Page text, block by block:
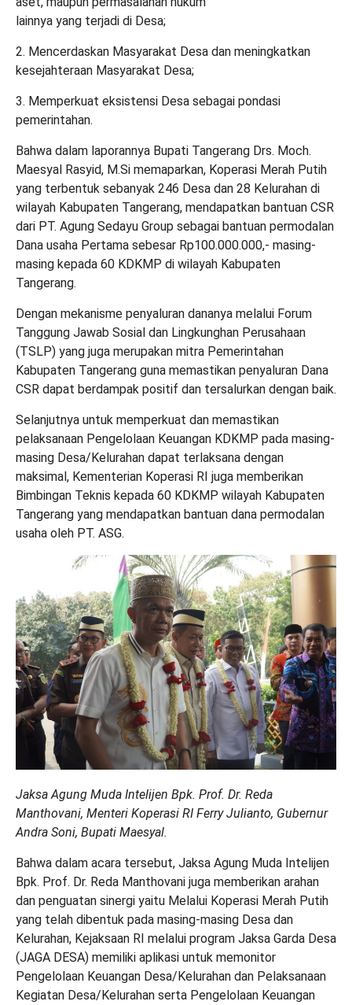
lainnya yang terjadi di Desa;
2. Mencerdaskan Masyarakat Desa dan meningkatkan
kesejahteraan Masyarakat Desa;
3. Memperkuat eksistensi Desa sebagai pondasi
pemerintahan.
Bahwa dalam laporannya Bupati Tangerang Drs. Moch.
Maesyal Rasyid, M.Si memaparkan, Koperasi Merah Putih
yang terbentuk sebanyak 246 Desa dan 28 Kelurahan di
wilayah Kabupaten Tangerang, mendapatkan bantuan CSR
dari PT. Agung Sedayu Group sebagai bantuan permodalan
Dana usaha Pertama sebesar Rp100.000.000,- masing-
masing kepada 60 KDKMP di wilayah Kabupaten
Tangerang.
Dengan mekanisme penyaluran dananya melalui Forum
Tanggung Jawab Sosial dan Lingkunghan Perusahaan
(TSLP) yang juga merupakan mitra Pemerintahan
Kabupaten Tangerang guna memastikan penyaluran Dana
CSR dapat berdampak positif dan tersalurkan dengan baik.
Selanjutnya untuk memperkuat dan memastikan
pelaksanaan Pengelolaan Keuangan KDKMP pada masing-
masing Desa/Kelurahan dapat terlaksana dengan
maksimal, Kementerian Koperasi RI juga memberikan
Bimbingan Teknis kepada 60 KDKMP wilayah Kabupaten
Tangerang yang mendapatkan bantuan dana permodalan
usaha oleh PT. ASG.
Jaksa Agung Muda Intelijen Bpk. Prof. Dr. Reda
Manthovani, Menteri Koperasi RI Ferry Julianto, Gubernur
Andra Soni, Bupati Maesyal.
Bahwa dalam acara tersebut, Jaksa Agung Muda Intelijen
Bpk. Prof. Dr. Reda Manthovani juga memberikan arahan
dan penguatan sinergi yaitu Melalui Koperasi Merah Putih
yang telah dibentuk pada masing-masing Desa dan
Kelurahan, Kejaksaan RI melalui program Jaksa Garda Desa
(JAGA DESA) memiliki aplikasi untuk memonitor
Pengelolaan Keuangan Desa/Kelurahan dan Pelaksanaan
Kegiatan Desa/Kelurahan serta Pengelolaan Keuangan